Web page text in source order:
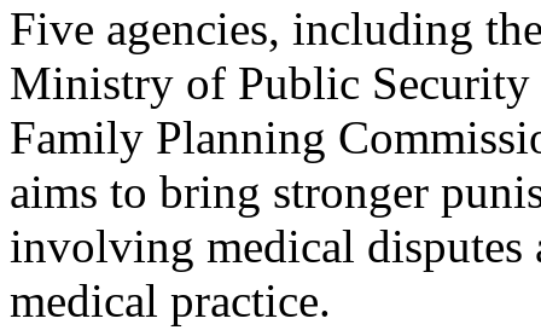
Five agencies, including
Ministry of Public Security
Family Planning
aims to bring stronger
involving medical disputes
medical practice.